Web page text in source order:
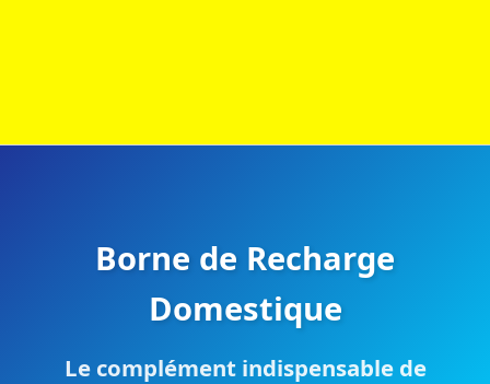
Borne de Recharge
Domestique
Le complément indispensable de